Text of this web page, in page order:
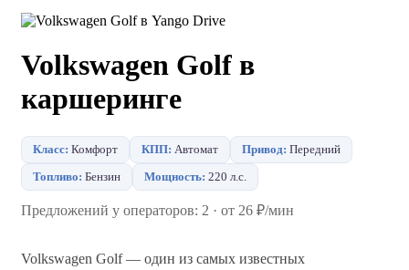
Volkswagen Golf в
каршеринге
Класс: Комфорт КПП: Автомат Привод: Передний
Топливо: Бензин Мощность: 220 л.с.
Предложений у операторов: 2 · от 26 ₽/мин
Volkswagen Golf — один из самых известных